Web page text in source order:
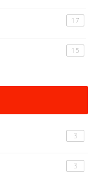
17
15
3
3
ニュース